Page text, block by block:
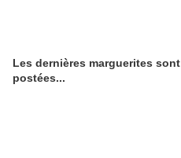
Les dernières marguerites sont
postées...